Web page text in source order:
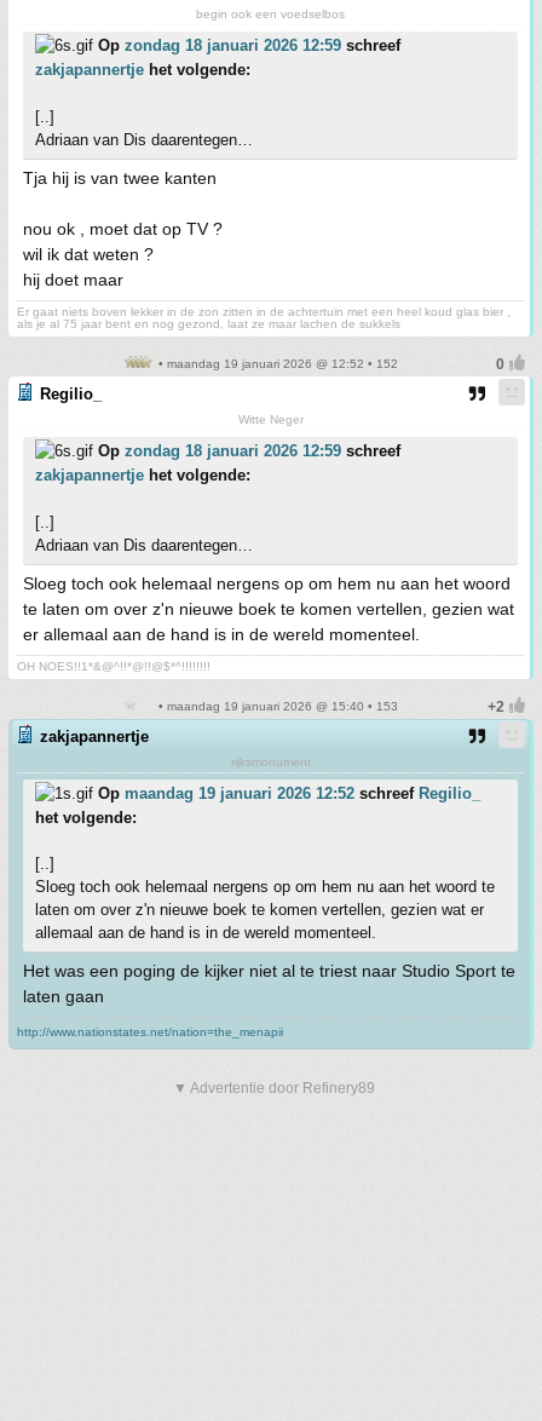
begin ook een voedselbos
Op zondag 18 januari 2026 12:59 schreef
zakjapannertje het volgende:
[..]
Adriaan van Dis daarentegen…
Tja hij is van twee kanten
nou ok , moet dat op TV ?
wil ik dat weten ?
hij doet maar
Er gaat niets boven lekker in de zon zitten in de achtertuin met een heel koud glas bier ,
als je al 75 jaar bent en nog gezond, laat ze maar lachen de sukkels
• maandag 19 januari 2026 @ 12:52 • 152
Regilio_
Witte Neger
Op zondag 18 januari 2026 12:59 schreef
zakjapannertje het volgende:
[..]
Adriaan van Dis daarentegen…
Sloeg toch ook helemaal nergens op om hem nu aan het woord
te laten om over z'n nieuwe boek te komen vertellen, gezien wat
er allemaal aan de hand is in de wereld momenteel.
OH NOES!!1*&@^!!*@!!@$*^!!!!!!!!
• maandag 19 januari 2026 @ 15:40 • 153
zakjapannertje
rijksmonument
Op maandag 19 januari 2026 12:52 schreef Regilio_
het volgende:
[..]
Sloeg toch ook helemaal nergens op om hem nu aan het woord te
laten om over z'n nieuwe boek te komen vertellen, gezien wat er
allemaal aan de hand is in de wereld momenteel.
Het was een poging de kijker niet al te triest naar Studio Sport te
laten gaan
http://www.nationstates.net/nation=the_menapii
▼ Advertentie door Refinery89